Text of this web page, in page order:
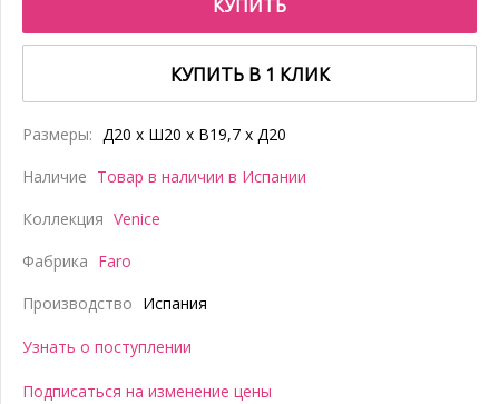
КУПИТЬ
КУПИТЬ В 1 КЛИК
Размеры: Д20 x Ш20 x В19,7 x Д20
Наличие Товар в наличии в Испании
Коллекция Venice
Фабрика Faro
Производство Испания
Узнать о поступлении
Подписаться на изменение цены